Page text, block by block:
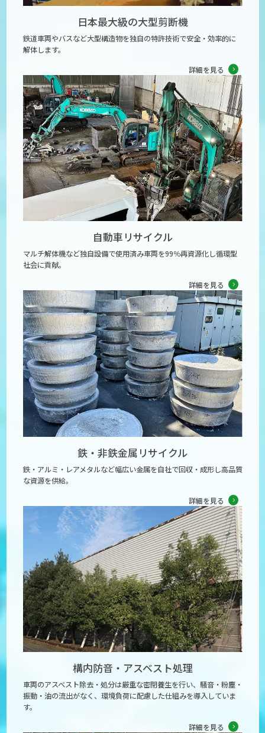
日本最大級の大型剪断機
鉄道車両やバスなど大型構造物を独自の特許技術で安全・効率的に
解体します。
詳細を見る
自動車リサイクル
マルチ解体機など独自設備で使用済み車両を99％再資源化し循環型
社会に貢献。
詳細を見る
鉄・非鉄金属 リサイクル
鉄・アルミ・レアメタルなど幅広い金属を自社で回収・成形し高品質
な資源を供給。
詳細を見る
構内防音・ アスベスト処理
車両のアスベスト除去・処分は厳重な密閉養生を行い、騒音・粉塵・
振動・油の流出がなく、環境負荷に配慮した仕組みを導入していま
す。
詳細を見る